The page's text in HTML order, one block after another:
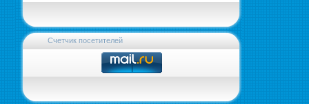
Счетчик посетителей